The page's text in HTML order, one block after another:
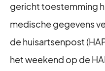
gericht toestemming
medische gegevens
de huisartsenpost
het weekend op de